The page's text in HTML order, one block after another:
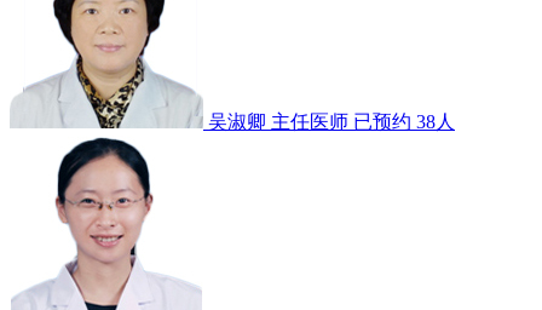
吴淑卿 主任医师 已预约 38人